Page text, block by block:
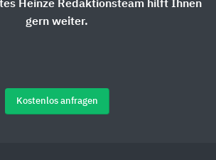
Heinze Redaktionsteam hilft Ihnen
gern weiter.
Kostenlos anfragen